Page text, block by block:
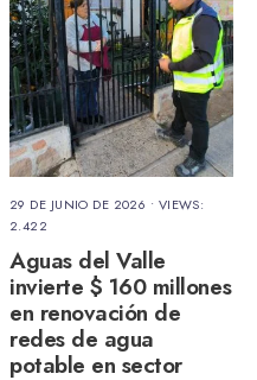
29 DE JUNIO DE 2026 • VIEWS:
2.422
Aguas del Valle
invierte $ 160 millones
en renovación de
redes de agua
potable en sector